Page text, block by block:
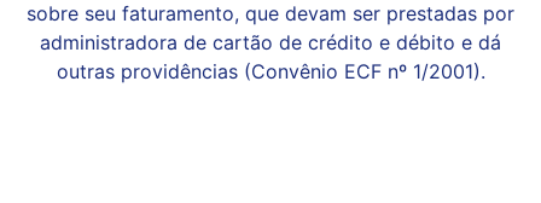
sobre seu faturamento, que devam ser prestadas por
administradora de cartão de crédito e débito e dá
outras providências (Convênio ECF nº 1/2001).